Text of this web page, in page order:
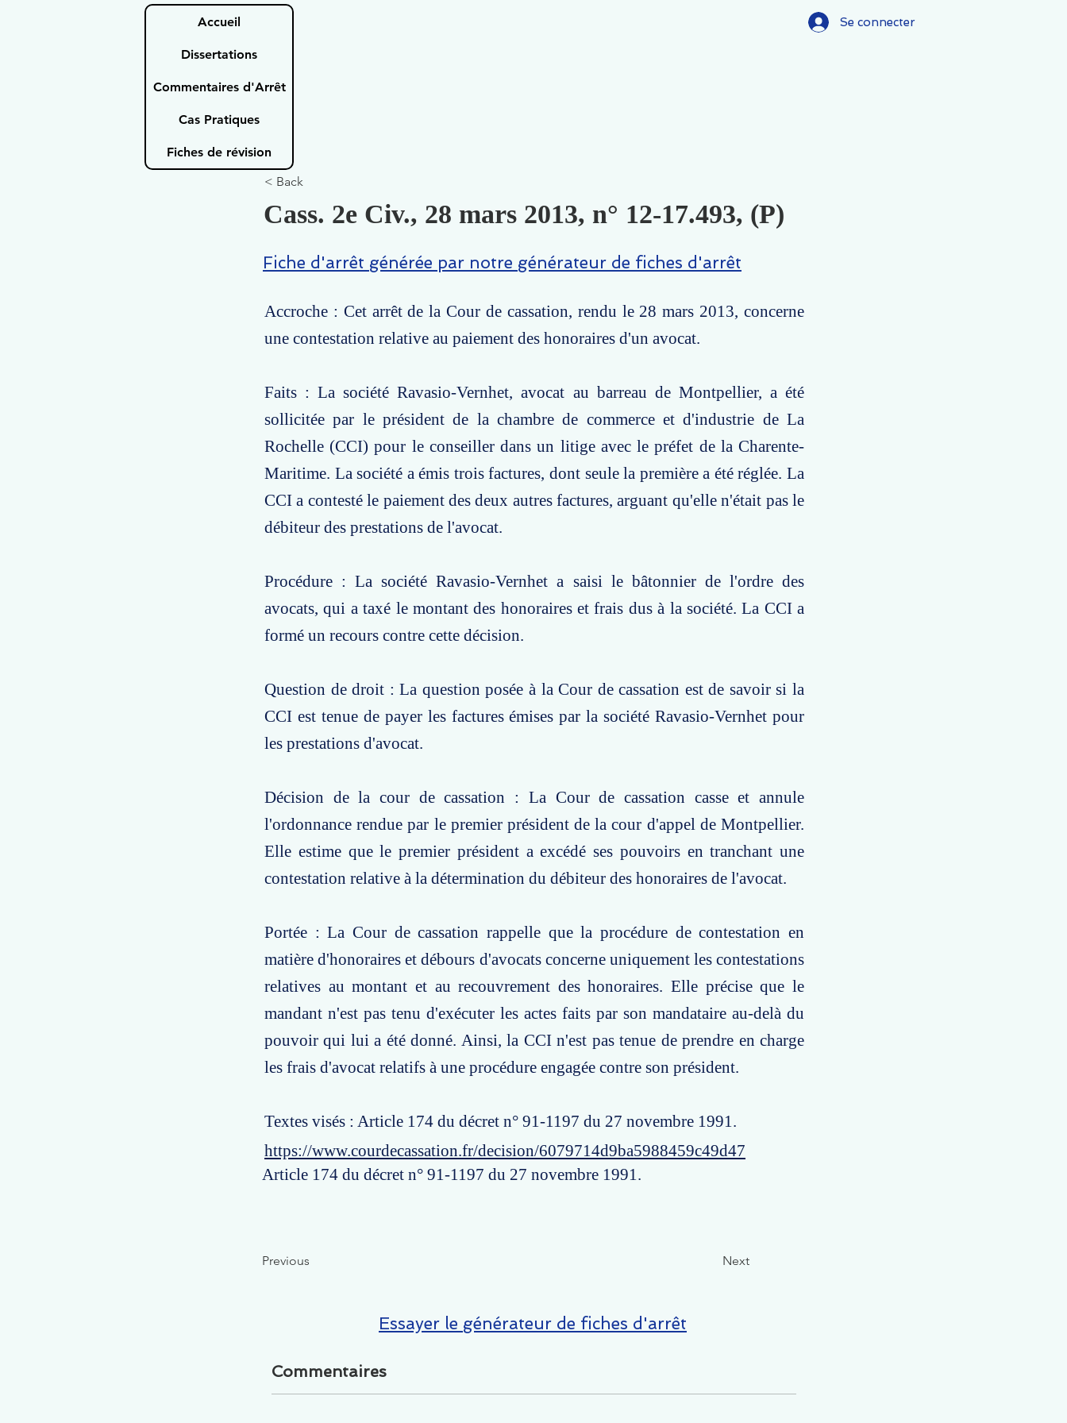
Accueil
Dissertations
Commentaires d'Arrêt
Cas Pratiques
Fiches de révision
Se connecter
< Back
Cass. 2e Civ., 28 mars 2013, n° 12-17.493, (P)
Fiche d'arrêt générée par notre générateur de fiches d'arrêt
Accroche : Cet arrêt de la Cour de cassation, rendu le 28 mars 2013, concerne
une contestation relative au paiement des honoraires d'un avocat.
Faits : La société Ravasio-Vernhet, avocat au barreau de Montpellier, a été
sollicitée par le président de la chambre de commerce et d'industrie de La
Rochelle (CCI) pour le conseiller dans un litige avec le préfet de la Charente-
Maritime. La société a émis trois factures, dont seule la première a été réglée. La
CCI a contesté le paiement des deux autres factures, arguant qu'elle n'était pas le
débiteur des prestations de l'avocat.
Procédure : La société Ravasio-Vernhet a saisi le bâtonnier de l'ordre des
avocats, qui a taxé le montant des honoraires et frais dus à la société. La CCI a
formé un recours contre cette décision.
Question de droit : La question posée à la Cour de cassation est de savoir si la
CCI est tenue de payer les factures émises par la société Ravasio-Vernhet pour
les prestations d'avocat.
Décision de la cour de cassation : La Cour de cassation casse et annule
l'ordonnance rendue par le premier président de la cour d'appel de Montpellier.
Elle estime que le premier président a excédé ses pouvoirs en tranchant une
contestation relative à la détermination du débiteur des honoraires de l'avocat.
Portée : La Cour de cassation rappelle que la procédure de contestation en
matière d'honoraires et débours d'avocats concerne uniquement les contestations
relatives au montant et au recouvrement des honoraires. Elle précise que le
mandant n'est pas tenu d'exécuter les actes faits par son mandataire au-delà du
pouvoir qui lui a été donné. Ainsi, la CCI n'est pas tenue de prendre en charge
les frais d'avocat relatifs à une procédure engagée contre son président.
Textes visés : Article 174 du décret n° 91-1197 du 27 novembre 1991.
https://www.courdecassation.fr/decision/6079714d9ba5988459c49d47
Article 174 du décret n° 91-1197 du 27 novembre 1991.
Previous Next
Essayer le générateur de fiches d'arrêt
Commentaires